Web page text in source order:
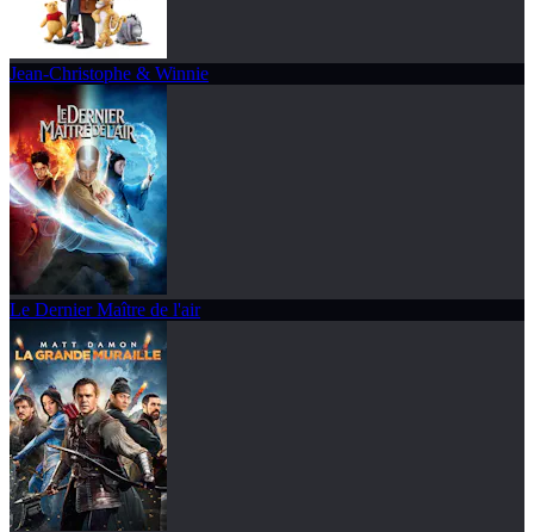
Jean-Christophe & Winnie
Le Dernier Maître de l'air